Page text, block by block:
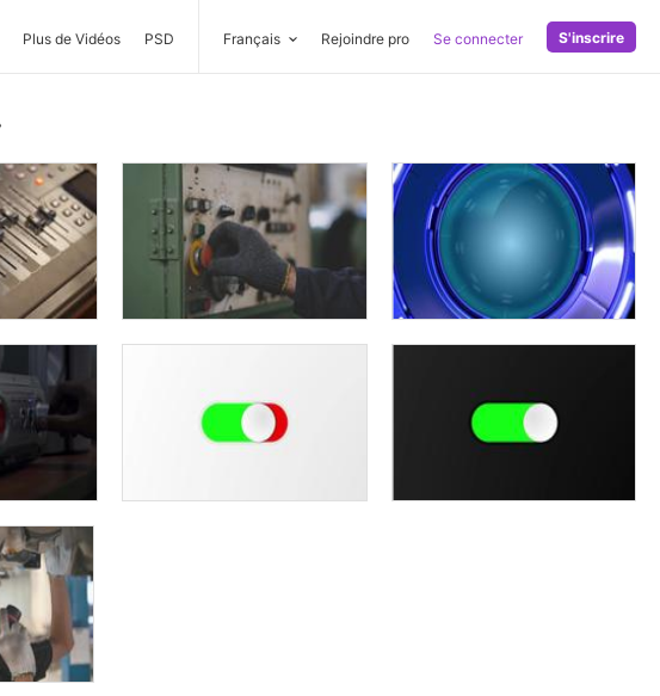
Plus de Vidéos PSD Français Rejoindre pro Se connecter S'inscrire